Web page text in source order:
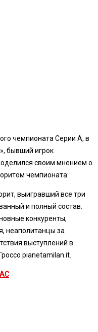
чемпионата Серии А, в
бывший игрок
своим мнением о
чемпионата:
выигравший все три
и полный состав.
конкуренты,
неаполитанцы за
выступлений в
pianetamilan.it.